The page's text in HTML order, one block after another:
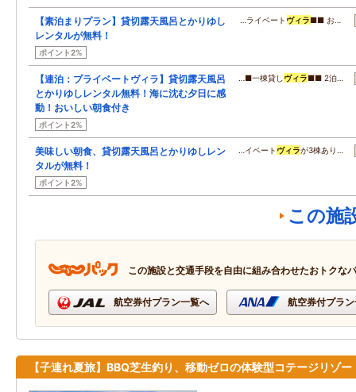
【素泊まりプラン】貸切露天風呂とかりゆし
レンタルが無料！
ポイント2%
…ライベート ヴィラ■■ お…
【連泊：プライベートヴィラ】貸切露天風呂
とかりゆしレンタル無料！海に沈む夕日に感
動！おいしい朝食付き
ポイント2%
…■一棟貸し ヴィラ■■ 2泊…
美味しい朝食、貸切露天風呂とかりゆしレン
タルが無料！
ポイント2%
…イベート ヴィラが3棟あり…
この施
この施設と交通手段を自由に組み合わせたおトクな
航空券付プラン一覧へ 航空券付プラ
【子連れ夏旅】BBQ芝生釣り、移動ゼロの体験型コテージリゾー